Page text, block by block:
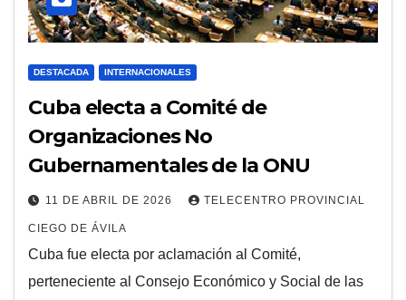
DESTACADA INTERNACIONALES
Cuba electa a Comité de
Organizaciones No
Gubernamentales de la ONU
11 DE ABRIL DE 2026 TELECENTRO PROVINCIAL
CIEGO DE ÁVILA
Cuba fue electa por aclamación al Comité,
perteneciente al Consejo Económico y Social de las